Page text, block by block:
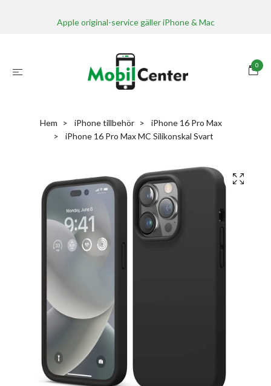
Apple original-service gäller iPhone & Mac
0
Hem iPhone tillbehör
iPhone 16 Pro Max
iPhone 16 Pro Max MC Silikonskal Svart